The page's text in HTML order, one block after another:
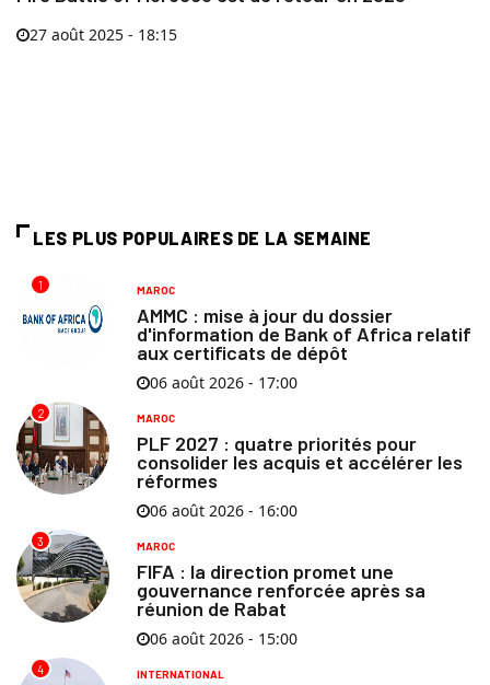
27 août 2025 - 18:15
LES PLUS POPULAIRES DE LA SEMAINE
1 MAROC
AMMC : mise à jour du dossier
d'information de Bank of Africa relatif
aux certificats de dépôt
06 août 2026 - 17:00
2 MAROC
PLF 2027 : quatre priorités pour
consolider les acquis et accélérer les
réformes
06 août 2026 - 16:00
3 MAROC
FIFA : la direction promet une
gouvernance renforcée après sa
réunion de Rabat
06 août 2026 - 15:00
4 INTERNATIONAL